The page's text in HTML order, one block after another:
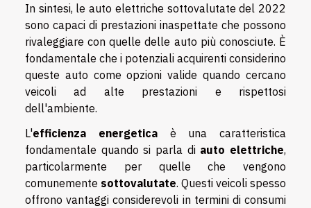
In sintesi, le auto elettriche sottovalutate del 2022
sono capaci di prestazioni inaspettate che possono
rivaleggiare con quelle delle auto più conosciute. È
fondamentale che i potenziali acquirenti considerino
queste auto come opzioni valide quando cercano
veicoli ad alte prestazioni e rispettosi
dell'ambiente.
L'efficienza energeticaè una caratteristica
fondamentale quando si parla di auto elettriche,
particolarmente per quelle che vengono
comunemente sottovalutate. Questi veicoli spesso
offrono vantaggi considerevoli in termini di consumi